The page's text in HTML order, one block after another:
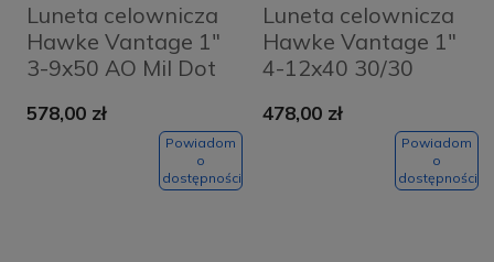
Luneta celownicza
Hawke Vantage 1"
3-9x50 AO Mil Dot
578,00 zł
Powiadom
o
dostępności
Luneta celownicza
Hawke Vantage 1"
4-12x40 30/30
478,00 zł
Powiadom
o
dostępności